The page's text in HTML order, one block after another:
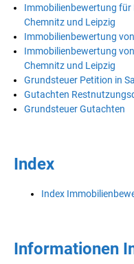
Immobilienbewertung für
Chemnitz und Leipzig
Immobilienbewertung
Immobilienbewertung
Chemnitz und Leipzig
Grundsteuer Petition in
Gutachten
Grundsteuer Gutachten
Index
Index
Informationen